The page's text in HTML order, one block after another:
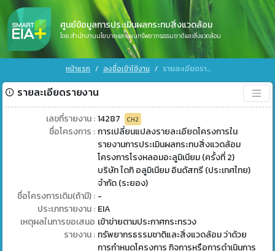
ศูนย์ข้อมูลการประเมินผลกระทบสิ่งแวดล้อม
โดย สำนักงานนโยบายและแผนทรัพยากรธรรมชาติและสิ่งแวดล้อม
หน้าแรก ลงชื่อเข้าใช้งาน รายละเอียดรายงาน
รายละเอียดรายงาน
เลขที่รายงาน : 14287 CH2
ชื่อโครงการ : การเปลี่ยนแปลงรายละเอียดโครงการใน
รายงานการประเมินผลกระทบสิ่งแวดล้อม
โครงการโรงหลอมอะลูมิเนียม (ครั้งที่ 2)
บริษัท ไดกิ อลูมิเนียม อินดัสทรี (ประเทศไทย)
จำกัด (ระยอง)
ชื่อโครงการเดิม(ถ้ามี) : -
ประเภทรายงาน : EIA
เหตุผลในการขอเสนอ
รายงาน :
เข้าข่ายตามประกาศกระทรวง
ทรัพยากรธรรมชาติและสิ่งแวดล้อม ว่าด้วย
การกำหนดโครงการ กิจการหรือการดำเนินการ